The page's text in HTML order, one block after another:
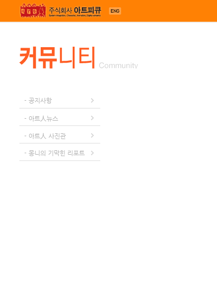
- 공지사항
- 아트人뉴스
- 아트人 사진관
- 몽니의 기막힌 리포트